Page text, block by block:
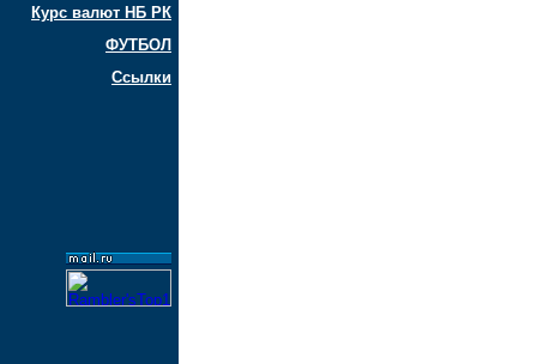
Курс валют НБ РК
ФУТБОЛ
Ссылки